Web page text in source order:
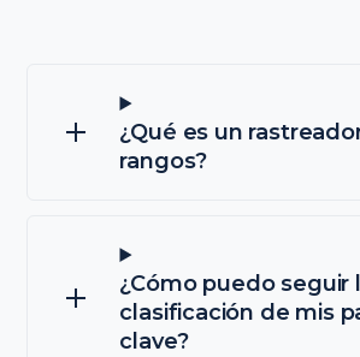
¿Qué es un
rangos?
¿Cómo puedo seguir
clasificación de mis
clave?